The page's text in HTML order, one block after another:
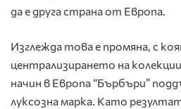
да е друга страна от Европа.
Изглежда това е промяна, с
централизирането на
начин в Европа “Бърбъри”
луксозна марка. Като